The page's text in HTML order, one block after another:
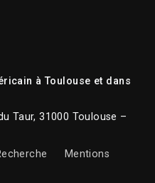
à Toulouse et dans
Taur, 31000 Toulouse –
Mentions